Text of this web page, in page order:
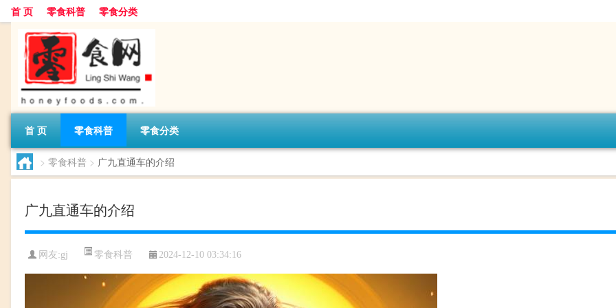
首 页 零食科普 零食分类
首 页 零食科普 零食分类
> 零食科普 > 广九直通车的介绍
广九直通车的介绍
网友:gj 零食科普 2024-12-10 03:34:16